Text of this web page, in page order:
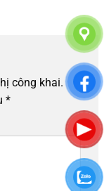
công khai.
*